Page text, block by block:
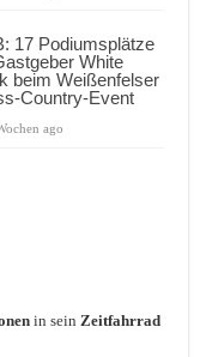
17 Podiumsplätze
White
beim Weißenfelser
Country-Event
ago
in sein Zeitfahrrad